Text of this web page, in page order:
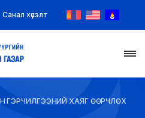
Санал хүсэлт
ГЭРЧИЛГЭЭНИЙ ХАЯГ ӨӨРЧЛӨХ